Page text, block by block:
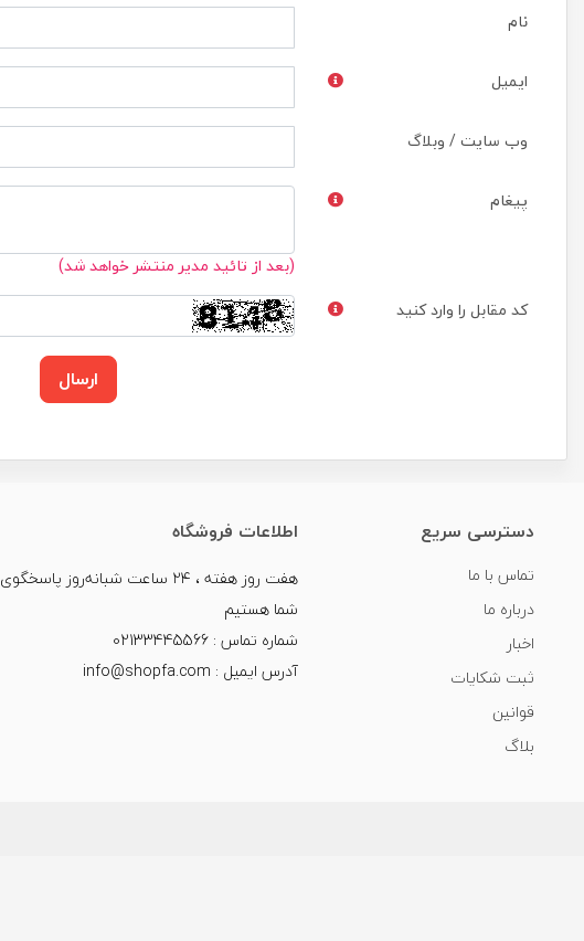
نام
ایمیل
وب سایت / وبلاگ
پیغام
(بعد از تائید مدیر منتشر خواهد شد)
کد مقابل را وارد کنید
ارسال
دسترسی سریع
تماس با ما
درباره ما
اخبار
ثبت شکایات
قوانین
بلاگ
اطلاعات فروشگاه
هفت روز هفته ، ۲۴ ساعت شبانه‌روز پاسخگوی
شما هستیم
شماره تماس : 02133445566
آدرس ایمیل : info@shopfa.com